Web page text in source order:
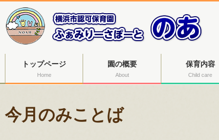
トップページ
Home
園の概要
About
保育内容
Child care
今月のみことば